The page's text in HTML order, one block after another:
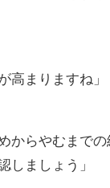
高まりますね」
からやむまで
しましょう」